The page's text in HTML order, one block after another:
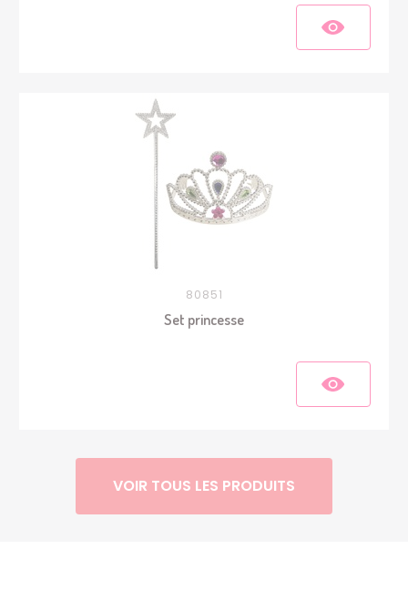
80851
Set princesse
VOIR TOUS LES PRODUITS